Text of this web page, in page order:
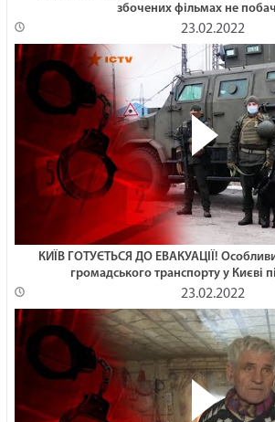
збочених фільмах не
23.02.2022
КИЇВ ГОТУЄТЬСЯ ДО ЕВАКУАЦІЇ!
громадського транспорту у Києві
23.02.2022